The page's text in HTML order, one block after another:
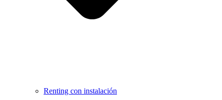
Renting con instalación